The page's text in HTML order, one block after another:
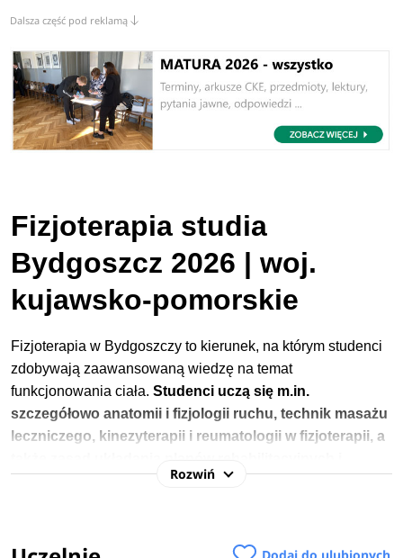
Dalsza część pod reklamą
Fizjoterapia studia
Bydgoszcz 2026 | woj.
kujawsko-pomorskie
Fizjoterapia w Bydgoszczy to kierunek, na którym studenci
zdobywają zaawansowaną wiedzę na temat
funkcjonowania ciała. Studenci uczą się m.in.
szczegółowo anatomii i fizjologii ruchu, technik masażu
leczniczego, kinezyterapii i reumatologii w fizjoterapii, a
prowadzenia dokumentacji medycznej.
leczeniu pacjentów po urazach czy w chorobach
Rozwiń